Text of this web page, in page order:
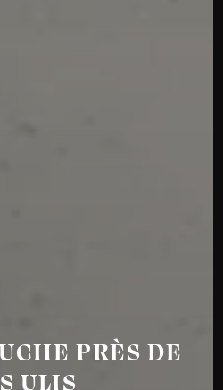
PRÈS DE
ULIS